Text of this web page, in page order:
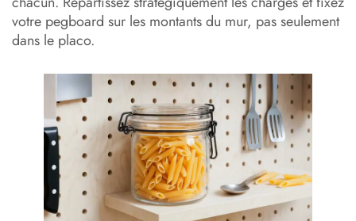
votre pegboard sur les montants du mur, pas seulement
dans le placo.